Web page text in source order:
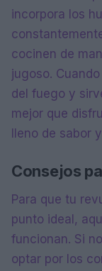
incorpora los
cocinen de
jugoso.
del fuego y
mejor que
lleno de sabor
Consejos
Para que tu
punto ideal,
funcionan. Si
optar por los